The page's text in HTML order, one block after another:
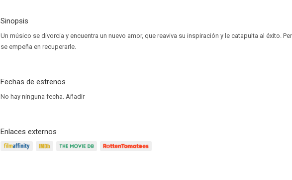
Sinopsis
Un músico se divorcia y encuentra un nuevo amor, que reaviva su inspiración y le catapulta al éxito.
se empeña en recuperarle.
Fechas de estrenos
No hay ninguna fecha. Añadir
Enlaces externos